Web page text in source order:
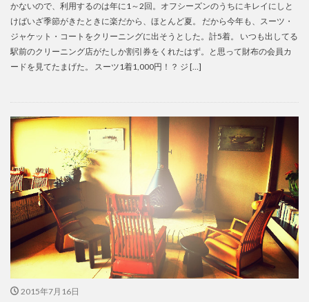
かないので、利用するのは年に1～2回。オフシーズンのうちにキレイにしと
けばいざ季節がきたときに楽だから、ほとんど夏。 だから今年も、スーツ・
ジャケット・コートをクリーニングに出そうとした。計5着。 いつも出してる
駅前のクリーニング店がたしか割引券をくれたはず。と思って財布の会員カ
ードを見てたまげた。 スーツ1着1,000円！？ ジ […]
2015年7月16日